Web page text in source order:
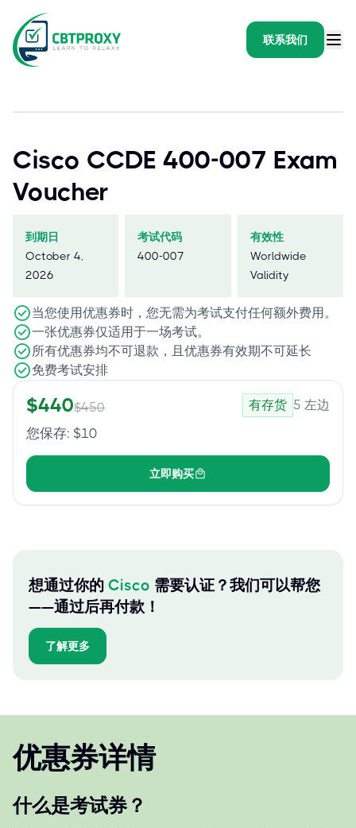
联系我们
Cisco CCDE 400-007 Exam
Voucher
到期日
October 4,
2026
考试代码
400-007
有效性
Worldwide
Validity
当您使用优惠券时，您无需为考试支付任何额外费用。
一张优惠券仅适用于一场考试。
所有优惠券均不可退款，且优惠券有效期不可延长
免费考试安排
$440$450 有存货 5 左边
您保存: $10
立即购买
想通过你的 Cisco 需要认证？我们可以帮您
——通过后再付款！
了解更多
优惠券详情
什么是考试券？